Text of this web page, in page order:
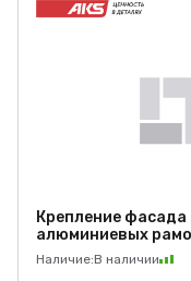
Крепление фасада
алюминиевых
Наличие:В наличии